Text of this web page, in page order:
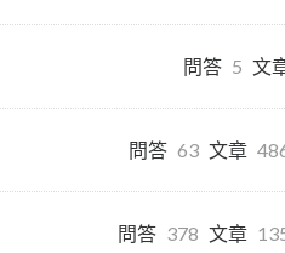
問答 5 文
問答 63 文章
問答 378 文章